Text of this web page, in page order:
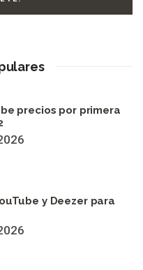
precios por primera
y Deezer para